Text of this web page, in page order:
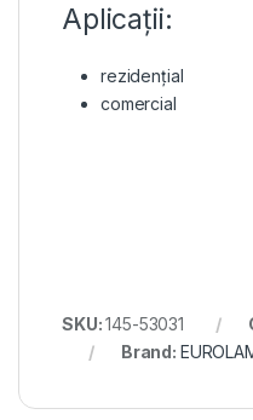
Aplicații:
rezidențial
comercial
SKU:145-53031
Brand: